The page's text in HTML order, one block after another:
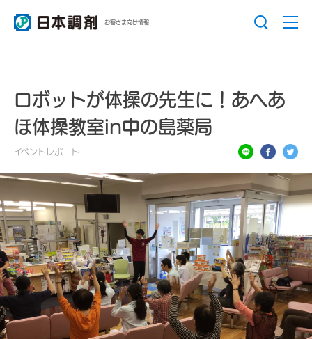
お客さま向け情報
ロボットが体操の先生に！あへあ
ほ体操教室in中の島薬局
イベントレポート